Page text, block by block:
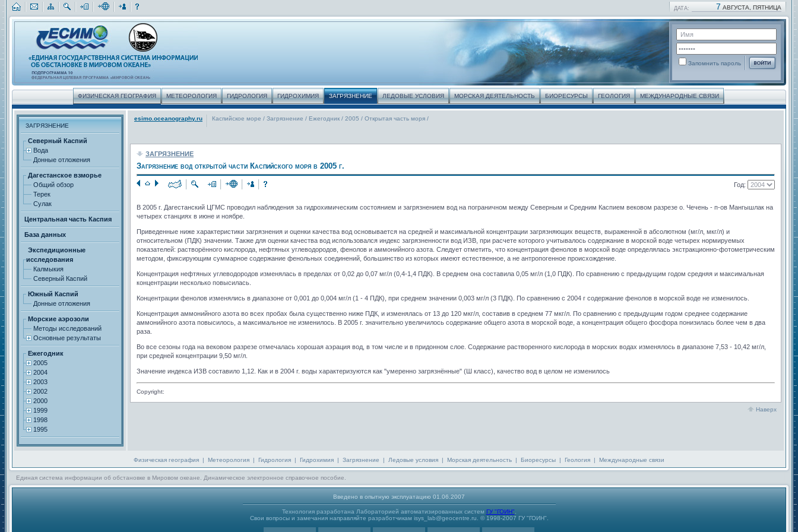
ДАТА: 7 АВГУСТА, ПЯТНИЦА
Запомнить пароль
ФИЗИЧЕСКАЯ ГЕОГРАФИЯ МЕТЕОРОЛОГИЯ ГИДРОЛОГИЯ ГИДРОХИМИЯ ЗАГРЯЗНЕНИЕ ЛЕДОВЫЕ УСЛОВИЯ МОРСКАЯ ДЕЯТЕЛЬНОСТЬ БИОРЕСУРСЫ ГЕОЛОГИЯ МЕЖДУНАРОДНЫЕ СВЯЗИ
ЗАГРЯЗНЕНИЕ
Северный Каспий
Вода
Донные отложения
Дагестанское взморье
Общий обзор
Терек
Сулак
Центральная часть Каспия
База данных
Экспедиционные
исследования
Калмыкия
Северный Каспий
Южный Каспий
Донные отложения
Морские аэрозоли
Методы исследований
Основные результаты
Ежегодник
2005
2004
2003
2002
2000
1999
1998
1995
esimo.oceanography.ru Каспийское море / Загрязнение / Ежегодник / 2005 / Открытая часть моря /
ЗАГРЯЗНЕНИЕ
Загрязнение вод открытой части Каспийского моря в 2005 г.
Год:
В 2005 г. Дагестанский ЦГМС проводил наблюдения за гидрохимическим состоянием и загрязнением вод на пограничном между Северным и Средним Каспием вековом разрезе о. Чечень - п-ов Мангышлак на
четырех станциях в июне и ноябре.
Приведенные ниже характеристики загрязнения и оценки качества вод основывается на средней и максимальной концентрации загрязняющих веществ, выраженной в абсолютном (мг/л, мкг/л) и
относительном (ПДК) значении. Также для оценки качества вод использовался индекс загрязненности вод ИЗВ, при расчете которого учитывалось содержание в морской воде четырех нормируемых
показателей: растворённого кислорода, нефтяных углеводородов, фенолов и аммонийного азота. Следует отметить, что концентрация фенолов в морской воде определялась экстракционно-фотометрическим
методом, фиксирующим суммарное содержание фенольных соединений, большинство из которых имеют естественное, а не антропогенное происхождение.
Концентрация нефтяных углеводородов изменялась в пределах от 0,02 до 0,07 мг/л (0,4-1,4 ПДК). В среднем она составила 0,05 мг/л (1,0 ПДК). По сравнению с предыдущим годом средняя и максимальная
концентрации несколько повысилась.
Концентрации фенолов изменялись в диапазоне от 0,001 до 0,004 мг/л (1 - 4 ПДК), при среднем значении 0,003 мг/л (3 ПДК). По сравнению с 2004 г содержание фенолов в морской воде не изменилось.
Концентрация аммонийного азота во всех пробах была существенно ниже ПДК, и изменялась от 13 до 120 мкг/л, составив в среднем 77 мкг/л. По сравнению с предыдущим годом среднее содержание
аммонийного азота повысилось, а максимальное не изменилось. В 2005 г. значительно увеличилось содержание общего азота в морской воде, а концентрация общего фосфора понизилась более чем в два
раза.
Во все сезоны года на вековом разрезе отмечалась хорошая аэрация вод, в том числе и в придонном слое. Содержание растворенного кислорода в морских водах изменялось в диапазоне 7,53 - 10,42 мг/л,
при средней концентрации 9,50 мг/л.
Значение индекса ИЗВ составило 1,12. Как и в 2004 г. воды характеризуются как "умеренно загрязнённые" (Ш класс), качество вод в целом не изменилось
Copyright:
Наверх
Физическая география | Метеорология | Гидрология | Гидрохимия | Загрязнение | Ледовые условия | Морская деятельность | Биоресурсы | Геология | Международные связи
Единая система информации об обстановке в Мировом океане. Динамическое электронное справочное пособие.
Введено в опытную эксплуатацию 01.06.2007
Технология разработана Лабораторией автоматизированных систем ГУ "ГОИН"
Свои вопросы и замечания направляйте разработчикам isys_lab@geocentre.ru. © 1998-2007 ГУ "ГОИН".